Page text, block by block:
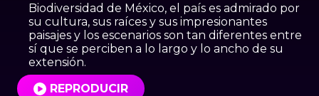
Biodiversidad de México, el país es admirado por
su cultura, sus raíces y sus impresionantes
paisajes y los escenarios son tan diferentes entre
sí que se perciben a lo largo y lo ancho de su
extensión.
REPRODUCIR